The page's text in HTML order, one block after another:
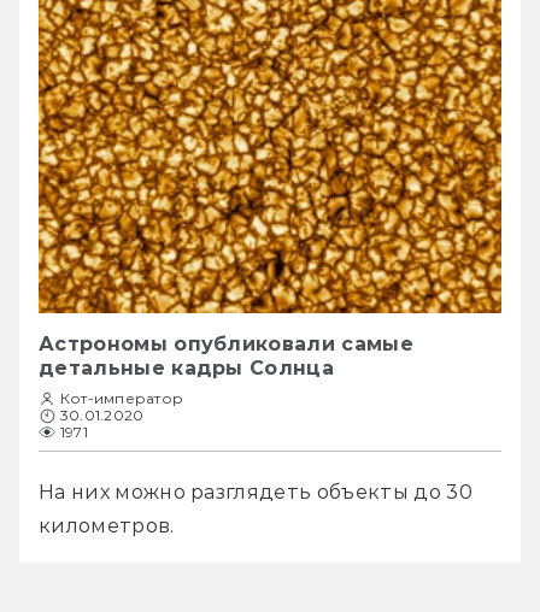
Астрономы опубликовали самые
детальные кадры Солнца
Кот-император
30.01.2020
1971
На них можно разглядеть объекты до 30
километров.